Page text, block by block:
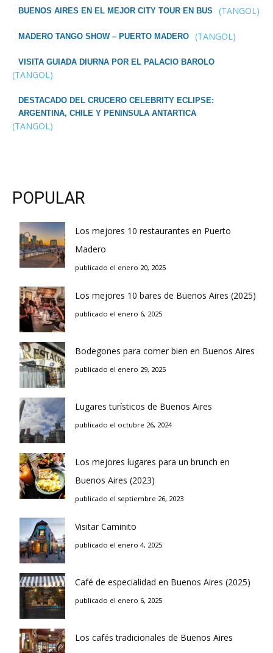
BUENOS AIRES EN EL MEJOR CITY TOUR EN BUS (TANGOL)
MADERO TANGO SHOW – PUERTO MADERO (TANGOL)
VISITA GUIADA DIURNA POR EL PALACIO BAROLO
(TANGOL)
DESTACADO DEL CRUCERO CELEBRITY ECLIPSE:
ARGENTINA, CHILE Y PENINSULA ANTARTICA
(TANGOL)
POPULAR
Los mejores 10 restaurantes en Puerto
Madero
publicado el enero 20, 2025
Los mejores 10 bares de Buenos Aires (2025)
publicado el enero 6, 2025
Bodegones para comer bien en Buenos Aires
publicado el enero 29, 2025
Lugares turísticos de Buenos Aires
publicado el octubre 26, 2024
Los mejores lugares para un brunch en
Buenos Aires (2023)
publicado el septiembre 26, 2023
Visitar Caminito
publicado el enero 4, 2025
Café de especialidad en Buenos Aires (2025)
publicado el enero 6, 2025
Los cafés tradicionales de Buenos Aires